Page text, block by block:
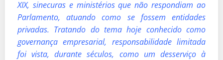
XIX, sinecuras e ministérios que não respondiam ao
Parlamento, atuando como se fossem entidades
privadas. Tratando do tema hoje conhecido como
governança empresarial, responsabilidade limitada
foi vista, durante séculos, como um desserviço à